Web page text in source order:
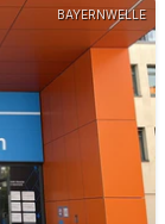
BAYERNWELLE